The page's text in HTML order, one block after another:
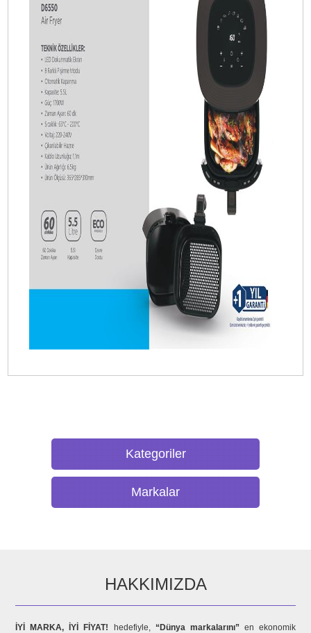
Kategoriler
Markalar
HAKKIMIZDA
İYİ MARKA, İYİ FİYAT! hedefiyle, “Dünya markalarını” en ekonomik